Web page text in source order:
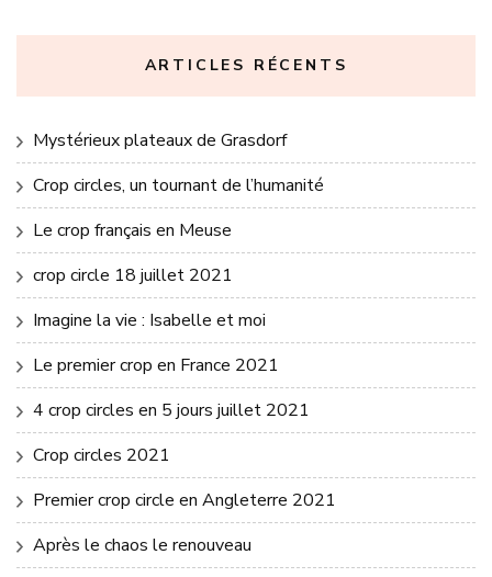
ARTICLES RÉCENTS
Mystérieux plateaux de Grasdorf
Crop circles, un tournant de l’humanité
Le crop français en Meuse
crop circle 18 juillet 2021
Imagine la vie : Isabelle et moi
Le premier crop en France 2021
4 crop circles en 5 jours juillet 2021
Crop circles 2021
Premier crop circle en Angleterre 2021
Après le chaos le renouveau